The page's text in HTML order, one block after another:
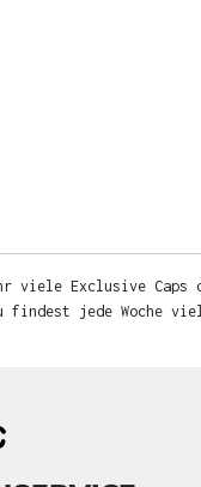
viele Exclusive Caps
findest jede Woche